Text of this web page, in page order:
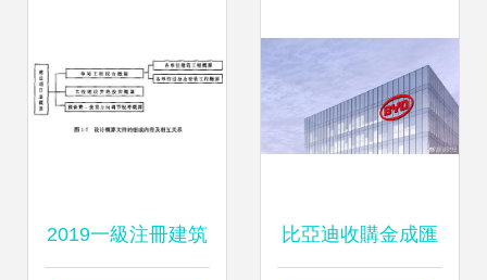
項目設計規模劃分
表【模板范本】
2019一級注冊建筑 比亞迪收購金成匯